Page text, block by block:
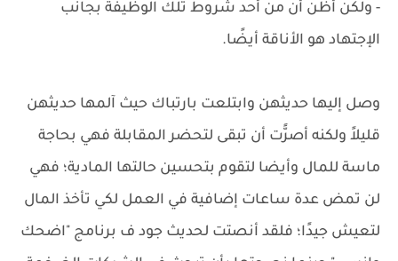
- ولكن أظن أن من أحد شروط تلك الوظيفة بجانب
الإجتهاد هو الأناقة أيضًا.
وصل إليها حديثهن وابتلعت بارتباك حيث آلمها حديثهن
قليلاً ولكنه أصرًّت أن تبقى لتحضر المقابلة فهي بحاجة
ماسة للمال وأيضا لتقوم بتحسين حالتها المادية؛ فهي
لن تمض عدة ساعات إضافية في العمل لكي تأخذ المال
لتعيش جيدًا؛ فلقد أنصتت لحديث جود ف برنامج "اضحك